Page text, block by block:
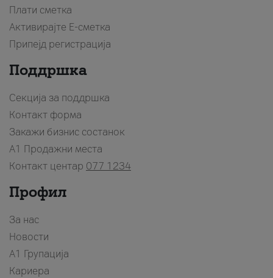
Плати сметка
Активирајте Е-сметка
Припејд регистрација
Поддршка
Секција за поддршка
Контакт форма
Закажи бизнис состанок
A1 Продажни места
Контакт центар 077 1234
Профил
За нас
Новости
А1 Групација
Кариера